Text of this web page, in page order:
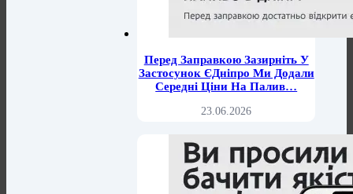
Перед Заправкою Зазирніть У
Застосунок ЄДніпро Ми Додали
Середні Ціни На Палив…
23.06.2026